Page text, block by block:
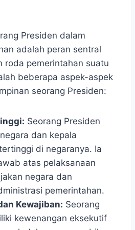
Presiden dalam
adalah peran sentral
roda pemerintahan suatu
beberapa aspek-aspek
seorang Presiden:
Seorang Presiden
dan kepala
di negaranya. Ia
atas pelaksanaan
negara dan
pemerintahan.
Kewajiban: Seorang
kewenangan eksekutif